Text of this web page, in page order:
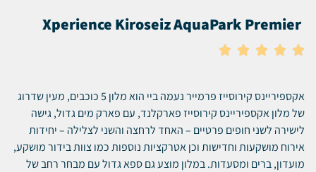
Xperience Kiroseiz AquaPark Premier





אקספיריינס קירוסייז פרמייר נעמה ביי הוא מלון 5 כוכבים, מעין שדרוג
של מלון אקספיריינס קירוסייז פארקלנד, עם פארק מים גדול, גישה
לישירה לשני חופים פרטיים – האחד לרחצה והשני לצלילה – יחידות
אירוח מושקעות וחדישות וכן אטרקציות נוספות כמו צוות בידור מושקע,
מועדון, ברים ומסעדות. במלון מוצע גם ספא גדול עם מבחר רחב של